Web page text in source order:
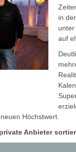
in
auf
Höchstwert.
Anbieter